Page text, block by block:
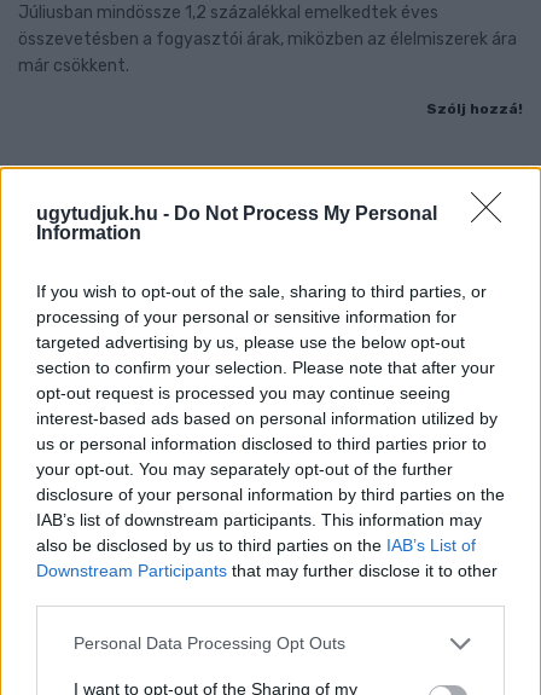
ugytudjuk.hu - Do Not Process My Personal
Information
If you wish to opt-out of the sale, sharing to third parties, or
processing of your personal or sensitive information for
targeted advertising by us, please use the below opt-out
section to confirm your selection. Please note that after your
opt-out request is processed you may continue seeing
interest-based ads based on personal information utilized by
us or personal information disclosed to third parties prior to
your opt-out. You may separately opt-out of the further
disclosure of your personal information by third parties on the
IAB’s list of downstream participants. This information may
also be disclosed by us to third parties on the IAB’s List of
Downstream Participants that may further disclose it to other
Please note that this website/app uses one or more Google
not limited to your visit or usage behaviour. You may click to
Personal Data Processing Opt Outs
I want to opt-out of the Sharing of my
Júliusban mindössze 1,2 százalékkal emelkedtek éves
összevetésben a fogyasztói árak, miközben az élelmiszerek ára
már csökkent.
Szólj hozzá!
A BAROKK ÖSSZES ÁRNYALATA ÉS MÉG EGY SOR
KIVÁLÓ PROGRAM VÁR MINDENKIT EZEN A HÉTVÉGÉN
Középpontban a hagyományőrzés, de lesz Pogány Induló és